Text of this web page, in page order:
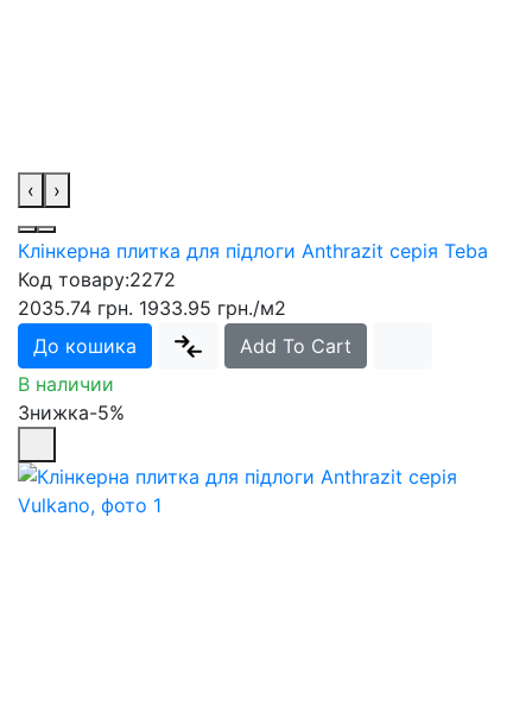
‹ ›
Клінкерна плитка для підлоги Anthrazit серія Teba
Код товару:2272
2035.74 грн. 1933.95 грн./м2
До кошика
Add To Cart
В наличии
Знижка-5%